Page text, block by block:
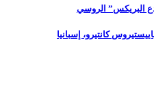
البريكس” الروسي
كانتيرو، إسبانيا